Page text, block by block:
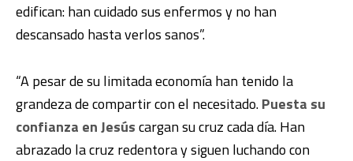
edifican: han cuidado sus enfermos y no han
descansado hasta verlos sanos”.
“A pesar de su limitada economía han tenido la
grandeza de compartir con el necesitado.Puesta su
confianza en Jesúscargan su cruz cada día. Han
abrazado la cruz redentora y siguen luchando con